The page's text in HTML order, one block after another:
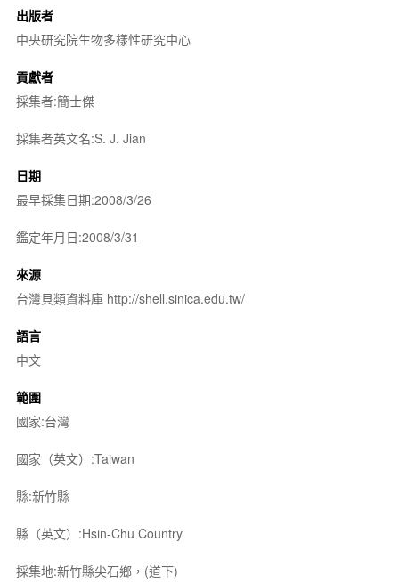
出版者
中央研究院生物多樣性研究中心
貢獻者
採集者:簡士傑
採集者英文名:S. J. Jian
日期
最早採集日期:2008/3/26
鑑定年月日:2008/3/31
來源
台灣貝類資料庫 http://shell.sinica.edu.tw/
語言
中文
範圍
國家:台灣
國家（英文）:Taiwan
縣:新竹縣
縣（英文）:Hsin-Chu Country
採集地:新竹縣尖石鄉，(道下)